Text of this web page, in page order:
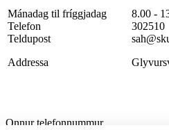
Mánadag til fríggjadag
Telefon
Teldupost
Addressa
8.00 -
302510
Onnur telefonnummur